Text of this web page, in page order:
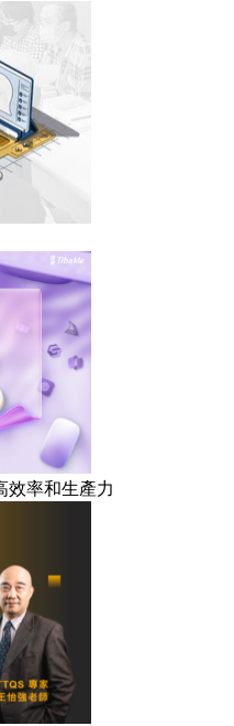
效率和生產力